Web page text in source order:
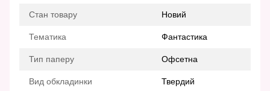
Стан товару Новий
Тематика Фантастика
Тип паперу Офсетна
Вид обкладинки Твердий